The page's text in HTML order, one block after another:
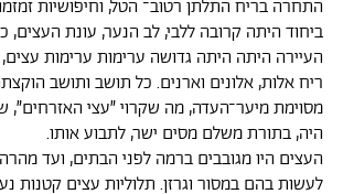
התחרה בריח התלתן רטוב־ הטל, וחיפושיות
ביחוד היתה קרובה ללבי, לב הנער, עונת העצים,
העיירה היתה היתה גדושה ערימות ערימות
ריח אלות, אלונים וארנים. כל תושב ותושב
מסוימת מיער־העדה, מה שקרוי ״עצי האזרחים״,
היה, בתורת משלם מסים ישר, לתבוע אותו.
העצים היו מגובבים ברמה לפני הבתים, ועד
לעשות בהם במסור וגרזן. תלוליות עצים קטנות